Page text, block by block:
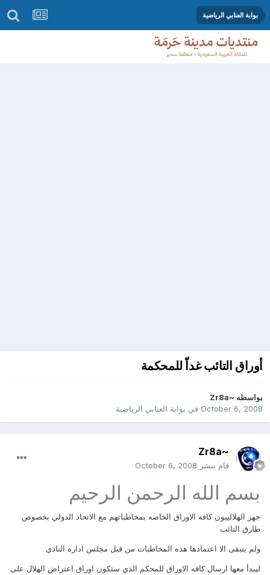
بوابة العنابي الرياضية
أوراق التائب غداّ للمحكمة
بواسطه ~Zr8a
October 6, 2008في بوابة العنابي الرياضية
~Zr8a
قام بنشر October 6, 2008
بسم الله الرحمن الرحيم
جهز الهلالييون كافه الاوراق الخاصه بمخاطباتهم مع الاتحاد الدولي بخصوص
طارق التائب
ولم يتبقى الا اعتمادها هذه المخاطبات من قبل مجلس اداره النادي
ليبدأ معها ارسال كافه الاوراق للمحكم الذي ستكون اوراق اعتراض الهلال على